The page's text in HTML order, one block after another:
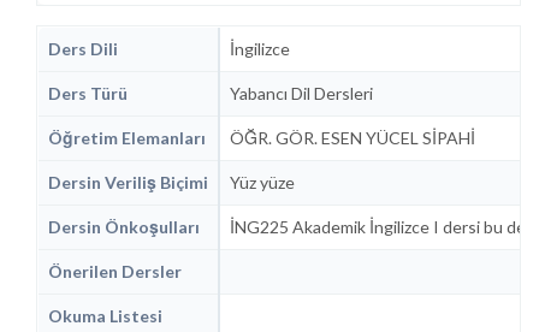
Ders Dili İngilizce
Ders Türü Yabancı Dil Dersleri
Öğretim Elemanları ÖĞR. GÖR. ESEN YÜCEL SİPAHİ
Dersin Veriliş Biçimi Yüz yüze
Dersin Önkoşulları İNG225 Akademik İngilizce I dersi bu
Önerilen Dersler
Okuma Listesi